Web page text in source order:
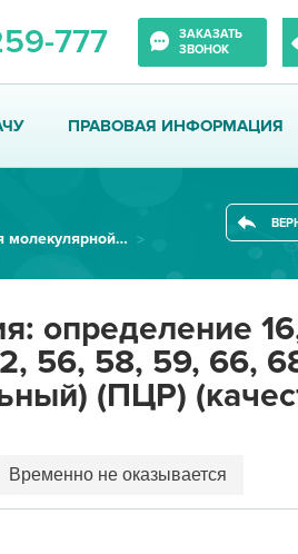
777
ЗАКАЗАТЬ
ЗВОНОК
ПРАВОВАЯ ИНФОРМАЦИЯ
Лаборатория молекулярной биологии
определение
56, 58, 59, 66,
(ПЦР)
Временно не оказывается